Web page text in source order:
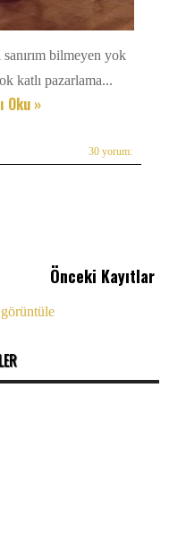
bilmeyen yok
katlı pazarlama...
Oku »
30 yorum:
Önceki Kayıtlar